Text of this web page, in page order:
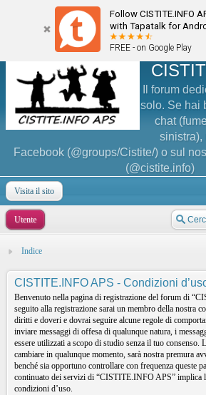
Follow CISTITE.INFO
with Tapatalk for
FREE - on Google Play
Il forum
solo. Se hai
chat
sinistra),
Facebook (@groups/Cistite/) o sul
(@cistite.info)
Visita il sito
Utente
Indice
CISTITE.INFO APS - Condizioni
Benvenuto nella pagina di registrazione del forum di
seguito alla registrazione sarai un membro della nostra
diritti e doveri e dovrai seguire alcune regole di
inviare messaggi di offesa di qualunque natura, i
essere utilizzati a scopo di studio senza il tuo consenso.
cambiare in qualunque momento, sarà nostra premura
benché sia opportuno controllare con frequenza queste
continuato dei servizi di “CISTITE.INFO APS” implica
condizioni d’uso.